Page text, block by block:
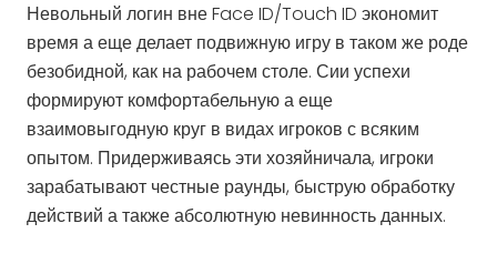
Невольный логин вне Face ID/Touch ID экономит
время а еще делает подвижную игру в таком же роде
безобидной, как на рабочем столе. Сии успехи
формируют комфортабельную а еще
взаимовыгодную круг в видах игроков с всяким
опытом. Придерживаясь эти хозяйничала, игроки
зарабатывают честные раунды, быструю обработку
действий а также абсолютную невинность данных.